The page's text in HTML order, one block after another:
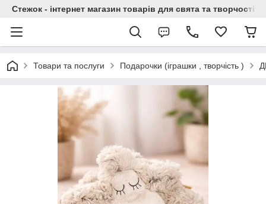
Стежок - інтернет магазин товарів для свята та творчості
Товари та послуги Подарочки (іграшки , творчість )